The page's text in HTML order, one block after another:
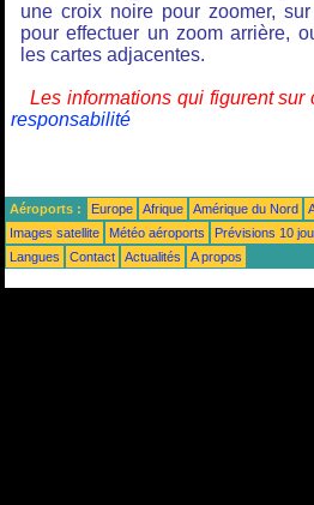
une croix noire pour zoomer,
pour effectuer un zoom arrière,
les cartes adjacentes.
Les informations qui figurent
responsabilité
Aéroports : Europe Afrique Amérique du Nord
Images satellite
Météo aéroports Prévisions 10
Langues
Contact Actualités A propos